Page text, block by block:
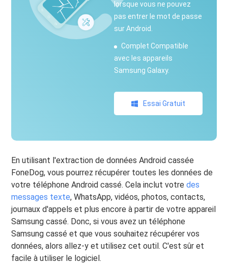
lorsque vous ne pouvez
pas entrer le mot de passe
sur Android.
Complet Compatible
avec les appareils
Samsung Galaxy.
Essai Gratuit
En utilisant l'extraction de données Android cassée
FoneDog, vous pourrez récupérer toutes les données de
votre téléphone Android cassé. Cela inclut votredes
messages texte, WhatsApp, vidéos, photos, contacts,
journaux d'appels et plus encore à partir de votre appareil
Samsung cassé. Donc, si vous avez un téléphone
Samsung cassé et que vous souhaitez récupérer vos
données, alors allez-y et utilisez cet outil. C'est sûr et
facile à utiliser le logiciel.